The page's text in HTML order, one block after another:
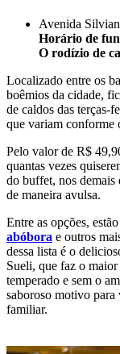
Avenida
Horário de
O rodízio de
Localizado entre os
boêmios da cidade,
de caldos das terças-
que variam conforme
Pelo valor de R$
quantas vezes
do buffet, nos demais
de maneira avulsa.
Entre as opções,
abóbora e outros
dessa lista é o
Sueli, que faz o
temperado e sem o
saboroso motivo para
familiar.